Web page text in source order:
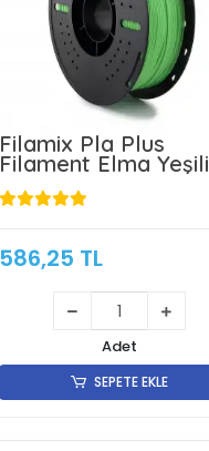
Filamix Pla Plus
Filament Elma Yeşili
1.75mm 1kg
586,25 TL
Adet
SEPETE EKLE